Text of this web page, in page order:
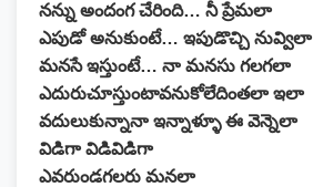
నన్ను అందంగ చేరింది… నీ ప్రేమలా
ఎపుడో అనుకుంటే… ఇపుడొచ్చి నువ్విలా
మనసే ఇస్తుంటే… నా మనసు గలగలా
ఎదురుచూస్తుంటావనుకోలేదింతలా ఇలా
వదులుకున్నానా ఇన్నాళ్ళూ ఈ వెన్నెలా
విడిగా విడివిడిగా
ఎవరుండగలరు మనలా